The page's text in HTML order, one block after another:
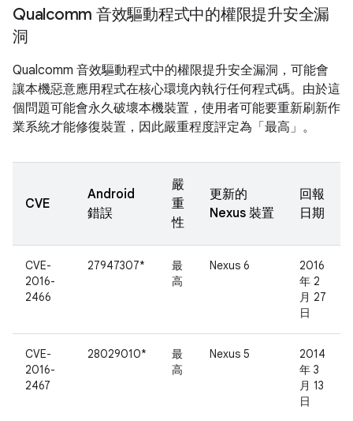
Qualcomm 音效驅動程式中的權限提升安全漏
洞
Qualcomm 音效驅動程式中的權限提升安全漏洞，可能會
讓本機惡意應用程式在核心環境內執行任何程式碼。由於這
個問題可能會永久破壞本機裝置，使用者可能要重新刷新作
業系統才能修復裝置，因此嚴重程度評定為「最高」。
CVE
Android
錯誤
嚴
重
性
更新的
Nexus 裝置
回報
日期
CVE-
2016-
2466
27947307*
最
高
Nexus 6
2016
年 2
月 27
日
CVE-
2016-
2467
28029010*
最
高
Nexus 5
2014
年 3
月 13
日